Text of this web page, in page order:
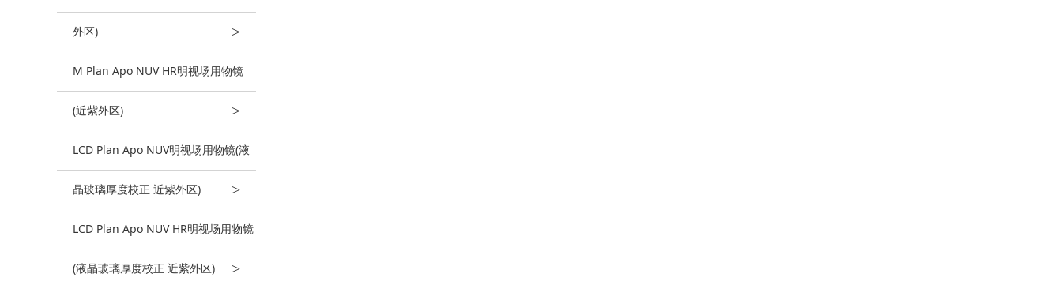
外区) >
M Plan Apo NUV HR明视场用物镜
(近紫外区) >
LCD Plan Apo NUV明视场用物镜(液
晶玻璃厚度校正 近紫外区) >
LCD Plan Apo NUV HR明视场用物镜
(液晶玻璃厚度校正 近紫外区) >